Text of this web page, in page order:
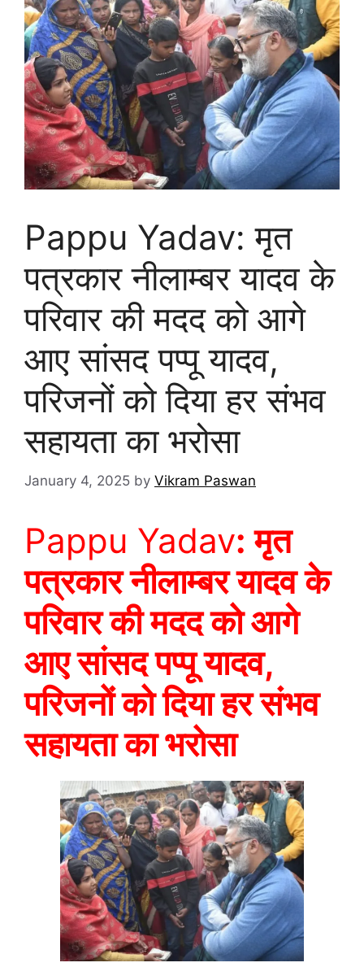
Pappu Yadav: मृत
पत्रकार नीलाम्बर यादव के
परिवार की मदद को आगे
आए सांसद पप्पू यादव,
परिजनों को दिया हर संभव
सहायता का भरोसा
January 4, 2025 by Vikram Paswan
Pappu Yadav: मृत
पत्रकार नीलाम्बर यादव के
परिवार की मदद को आगे
आए सांसद पप्पू यादव,
परिजनों को दिया हर संभव
सहायता का भरोसा